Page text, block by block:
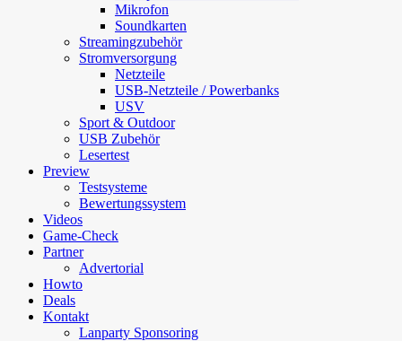
Mikrofon
Soundkarten
Streamingzubehör
Stromversorgung
Netzteile
USB-Netzteile / Powerbanks
USV
Sport & Outdoor
USB Zubehör
Lesertest
Preview
Testsysteme
Bewertungssystem
Videos
Game-Check
Partner
Advertorial
Howto
Deals
Kontakt
Lanparty Sponsoring